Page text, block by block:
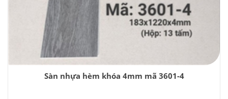
Sàn nhựa hèm khóa 4mm mã 3601-4